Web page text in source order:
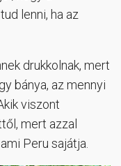
lenni, ha az
drukkolnak, mert
bánya, az mennyi
viszont
mert azzal
Peru sajátja.